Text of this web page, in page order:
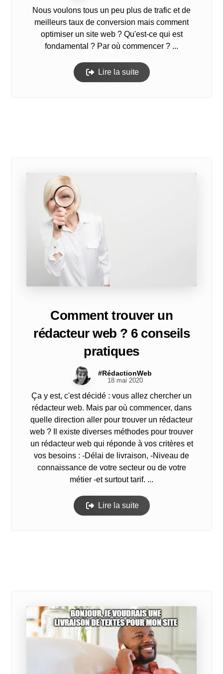
Nous voulons tous un peu plus de trafic et de
meilleurs taux de conversion mais comment
optimiser un site web ? Qu'est-ce qui est
fondamental ? Par où commencer ? ...
Lire la suite
Comment trouver un
rédacteur web ? 6 conseils
pratiques
#RédactionWeb
18 mai 2020
Ça y est, c'est décidé : vous allez chercher un
rédacteur web. Mais par où commencer, dans
quelle direction aller pour trouver un rédacteur
web ? Il existe diverses méthodes pour trouver
un rédacteur web qui réponde à vos critères et
vos besoins : -Délai de livraison, -Niveau de
connaissance de votre secteur ou de votre
métier -et surtout tarif. ...
Lire la suite